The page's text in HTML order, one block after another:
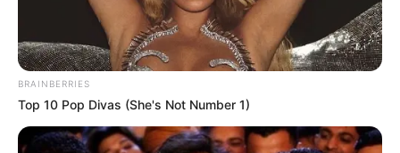
llevan el cebo envenenado (aunque totalmente natural
y seguro para las personas) hasta el nido, donde lo
comparten con el resto, incluyendo a la reina. En
cuestión de días, toda la colonia desaparece, y el
problema se resuelve desde la raíz.
BRAINBERRIES
Top 10 Pop Divas (She's Not Number 1)